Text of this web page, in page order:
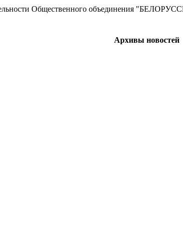
Общественного объединения
Архивы новостей